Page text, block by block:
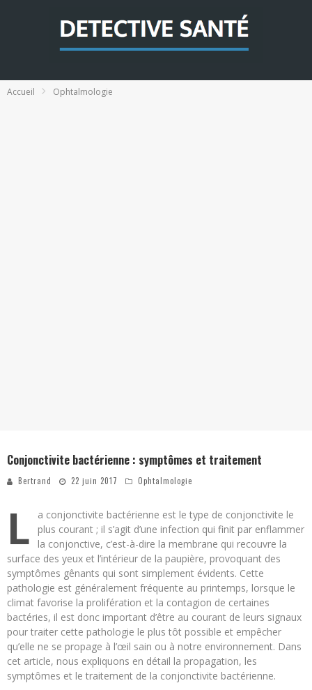
Accueil Ophtalmologie
Conjonctivite bactérienne : symptômes et traitement
Bertrand 22 juin 2017 Ophtalmologie
L
a conjonctivite bactérienne est le type de conjonctivite le
plus courant ; il s’agit d’une infection qui finit par enflammer
la conjonctive, c’est-à-dire la membrane qui recouvre la
surface des yeux et l’intérieur de la paupière, provoquant des
symptômes gênants qui sont simplement évidents. Cette
pathologie est généralement fréquente au printemps, lorsque le
climat favorise la prolifération et la contagion de certaines
bactéries, il est donc important d’être au courant de leurs signaux
pour traiter cette pathologie le plus tôt possible et empêcher
qu’elle ne se propage à l’œil sain ou à notre environnement. Dans
cet article, nous expliquons en détail la propagation, les
symptômes et le traitement de la conjonctivite bactérienne.